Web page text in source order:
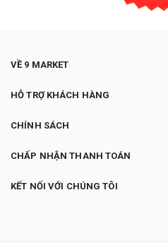
VỀ 9 MARKET
HỖ TRỢ KHÁCH HÀNG
CHÍNH SÁCH
CHẤP NHẬN THANH TOÁN
KẾT NỐI VỚI CHÚNG TÔI